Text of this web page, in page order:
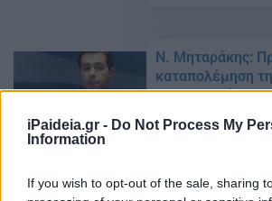
iPaideia.gr - Do Not Process My
Information
If you wish to opt-out of the sale, sharing
Ν. Μηταράκης:
καταπολέμηση
υποδηλωμένης
14/08/2019 -
Αχτσιόγλου: